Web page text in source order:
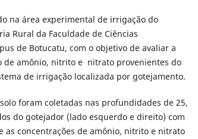
na área experimental de irrigação do
Rural da Faculdade de Ciências
de Botucatu, com o objetivo de avaliar a
de amônio, nitrito e nitrato provenientes do
de irrigação localizada por gotejamento.
foram coletadas nas profundidades de 25,
do gotejador (lado esquerdo e direito) com
as concentrações de amônio, nitrito e nitrato